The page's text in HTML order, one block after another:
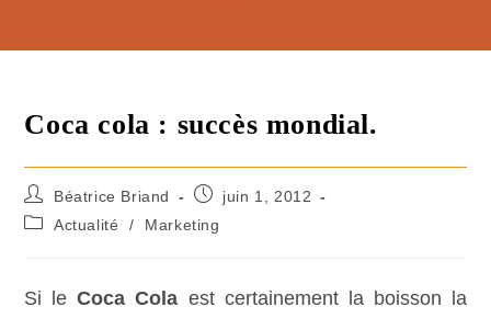
Coca cola : succès mondial.
Béatrice Briand
juin 1, 2012
Actualité
/ Marketing
Si le Coca Cola est certainement la boisson la